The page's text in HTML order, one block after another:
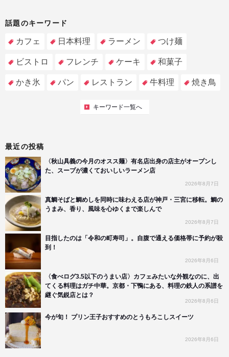
話題のキーワード
カフェ 日本料理 ラーメン つけ麺
ビストロ フレンチ ケーキ 和菓子
かき氷 パン レストラン 牛料理 焼き鳥
キーワード一覧へ
最近の投稿
〈秋山具義の今月のオスス麺〉有名店出身の店主がオープンし
た、スープが濃くておいしいラーメン店
2026年8月7日
真鯛そばと鯛めしを同時に味わえる店が神戸・三宮に移転。鯛の
うまみ、香り、風味を心ゆくまで楽しんで
2026年8月7日
目指したのは「令和の町寿司」。自腹で通える価格帯に予約が殺
到！
2026年8月6日
〈食べログ3.5以下のうまい店〉カフェみたいな外観なのに、出
てくる料理はガチ中華。京都・下鴨にある、料理の鉄人の系譜を
継ぐ気鋭店とは？
2026年8月6日
今が旬！ プリン王子おすすめのとうもろこしスイーツ
2026年8月6日